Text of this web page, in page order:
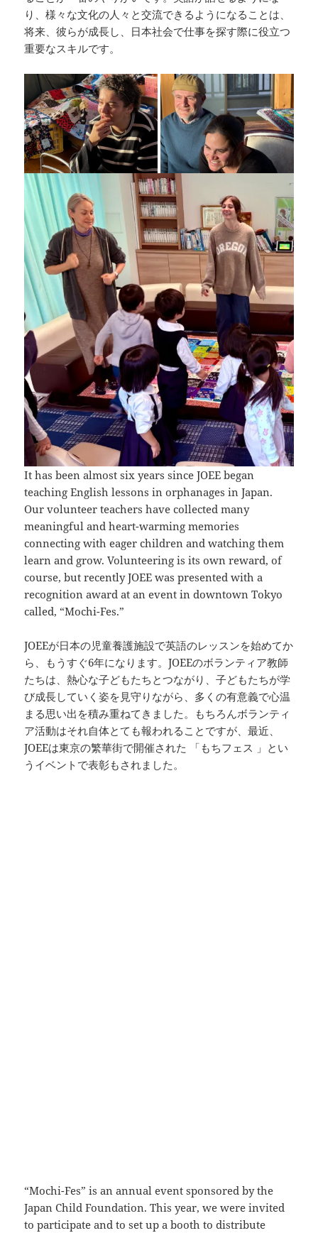
り、様々な文化の人々と交流できるようになることは、
将来、彼らが成長し、日本社会で仕事を探す際に役立つ
重要なスキルです。
It has been almost six years since JOEE began
teaching English lessons in orphanages in Japan.
Our volunteer teachers have collected many
meaningful and heart-warming memories
connecting with eager children and watching them
learn and grow. Volunteering is its own reward, of
course, but recently JOEE was presented with a
recognition award at an event in downtown Tokyo
called, “Mochi-Fes.”
JOEEが日本の児童養護施設で英語のレッスンを始めてか
ら、もうすぐ6年になります。JOEEのボランティア教師
たちは、熱心な子どもたちとつながり、子どもたちが学
び成長していく姿を見守りながら、多くの有意義で心温
まる思い出を積み重ねてきました。もちろんボランティ
ア活動はそれ自体とても報われることですが、最近、
JOEEは東京の繁華街で開催された 「もちフェス 」とい
うイベントで表彰もされました。
“Mochi-Fes” is an annual event sponsored by the
Japan Child Foundation. This year, we were invited
to participate and to set up a booth to distribute